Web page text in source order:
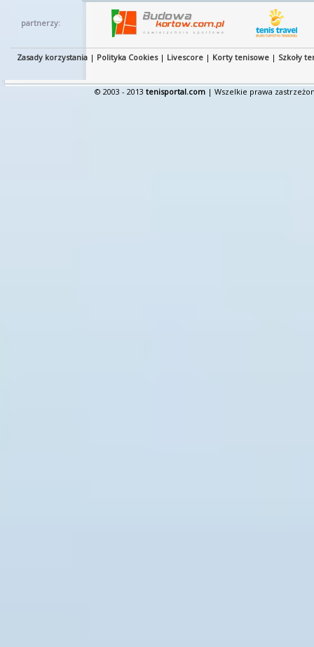
partnerzy:
Zasady korzystania | Polityka Cookies| Livescore | Korty tenisowe | Szkoły
© 2003 - 2013 tenisportal.com | Wszelkie prawa